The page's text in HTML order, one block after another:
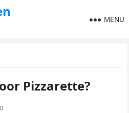
MENU
Pizzarette?